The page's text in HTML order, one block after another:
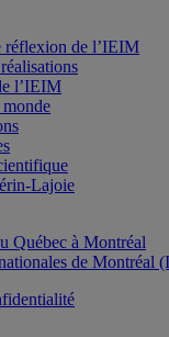
réflexion de l’IEIM
l’IEIM
Lajoie
Québec à Montréal
de